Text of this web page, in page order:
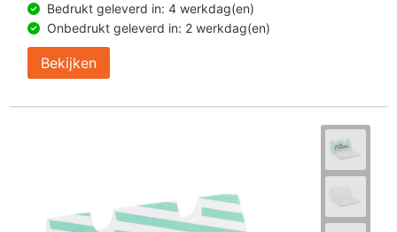
Bedrukt geleverd in: 4 werkdag(en)
Onbedrukt geleverd in: 2 werkdag(en)
Bekijken